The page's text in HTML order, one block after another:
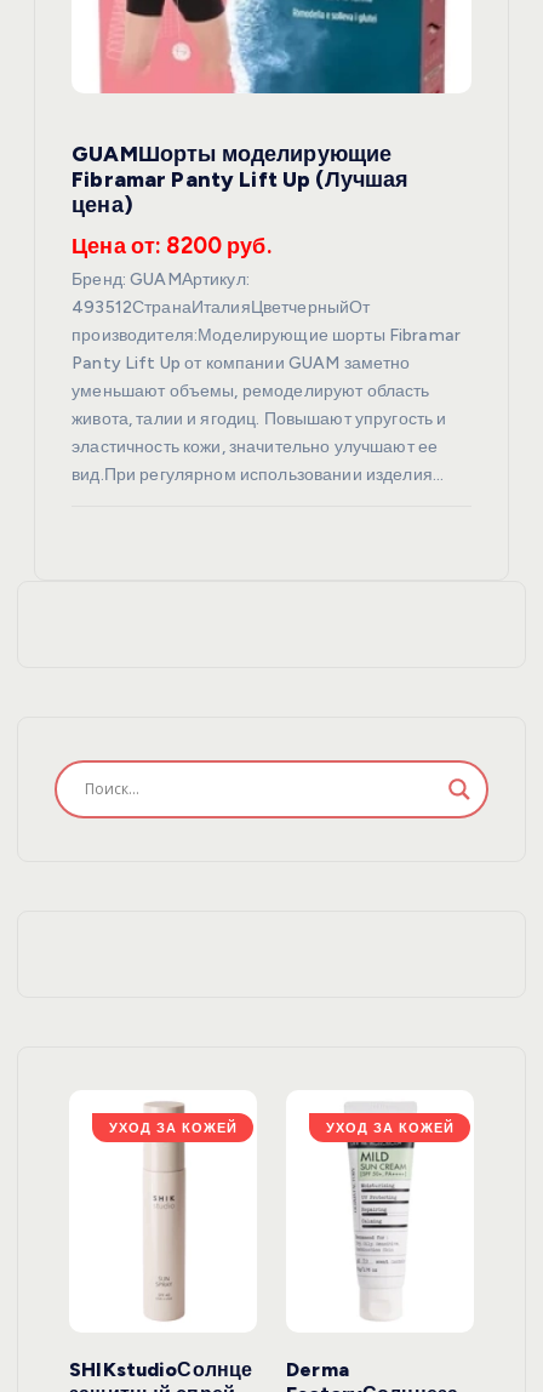
GUAMШорты моделирующие
Fibramar Panty Lift Up (Лучшая
цена)
Цена от: 8200 руб.
Бренд: GUAMАртикул:
493512СтранаИталияЦветчерныйОт
производителя:Моделирующие шорты Fibramar
Panty Lift Up от компании GUAM заметно
уменьшают объемы, ремоделируют область
живота, талии и ягодиц. Повышают упругость и
эластичность кожи, значительно улучшают ее
вид.При регулярном использовании изделия…
УХОД ЗА КОЖЕЙ
SHIKstudioСолнце
УХОД ЗА КОЖЕЙ
Derma